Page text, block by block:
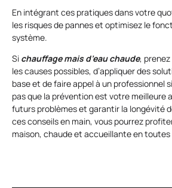
En intégrant ces pratiques dans votre
les risques de pannes et optimisez le
système.
Si chauffage mais d’eau chaude, prenez
les causes possibles, d’appliquer des
base et de faire appel à un professionnel
pas que la prévention est votre meilleure
futurs problèmes et garantir la longévité
ces conseils en main, vous pourrez
maison, chaude et accueillante en